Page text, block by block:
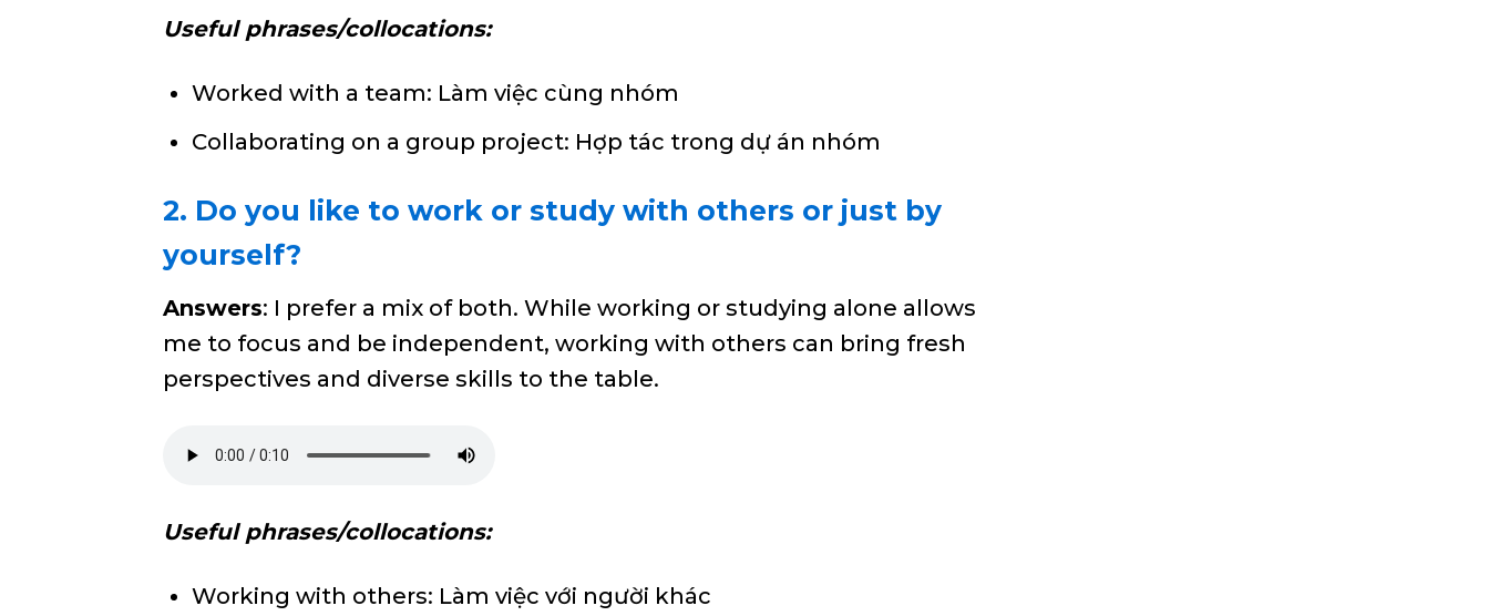
Useful phrases/collocations:
Worked with a team: Làm việc cùng nhóm
Collaborating on a group project: Hợp tác trong dự án nhóm
2. Do you like to work or study with others or just by
yourself?
Answers: I prefer a mix of both. While working or studying alone allows
me to focus and be independent, working with others can bring fresh
perspectives and diverse skills to the table.
Useful phrases/collocations:
Working with others: Làm việc với người khác